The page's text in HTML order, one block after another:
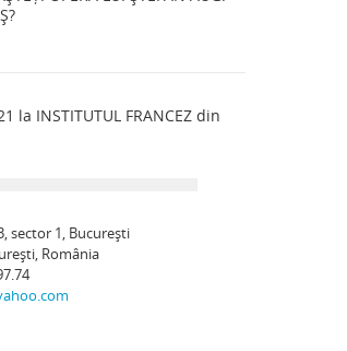
la INSTITUTUL FRANCEZ din
sector 1, Bucureşti
România